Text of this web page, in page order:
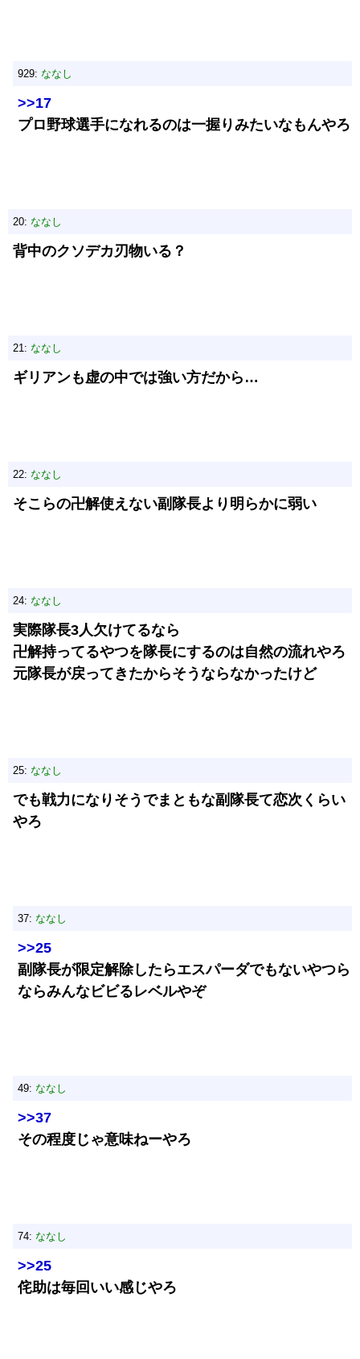
929: ななし
>>17
プロ野球選手になれるのは一握りみたいなもんやろ
20: ななし
背中のクソデカ刃物いる？
21: ななし
ギリアンも虚の中では強い方だから…
22: ななし
そこらの卍解使えない副隊長より明らかに弱い
24: ななし
実際隊長3人欠けてるなら
卍解持ってるやつを隊長にするのは自然の流れやろ
元隊長が戻ってきたからそうならなかったけど
25: ななし
でも戦力になりそうでまともな副隊長て恋次くらい
やろ
37: ななし
>>25
副隊長が限定解除したらエスパーダでもないやつら
ならみんなビビるレベルやぞ
49: ななし
>>37
その程度じゃ意味ねーやろ
74: ななし
>>25
侘助は毎回いい感じやろ